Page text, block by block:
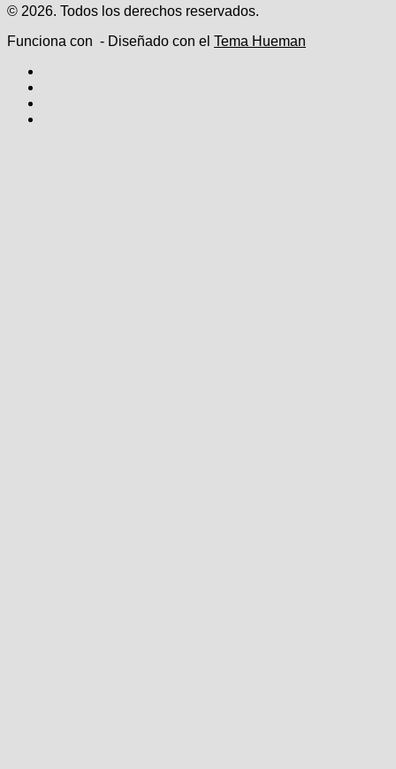
© 2026. Todos los derechos reservados.
Funciona con - Diseñado con el Tema Hueman